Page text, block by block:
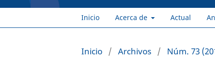
Inicio Acerca de Actual
Inicio / Archivos / Núm. 73